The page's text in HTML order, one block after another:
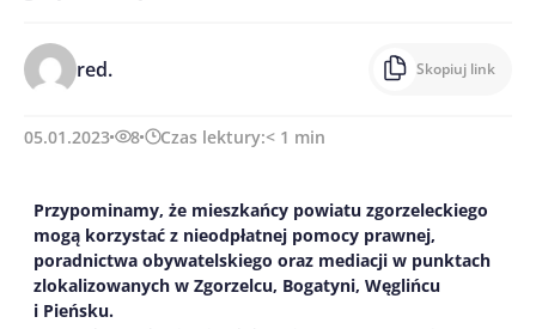
red. Skopiuj link
05.01.2023 8 Czas lektury:< 1 min
Przypominamy, że mieszkańcy powiatu zgorzeleckiego
mogą korzystać z nieodpłatnej pomocy prawnej,
poradnictwa obywatelskiego oraz mediacji w punktach
zlokalizowanych w Zgorzelcu, Bogatyni, Węglińcu
i Pieńsku.